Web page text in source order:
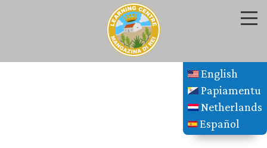
English
Papiamentu
Netherlands
Español